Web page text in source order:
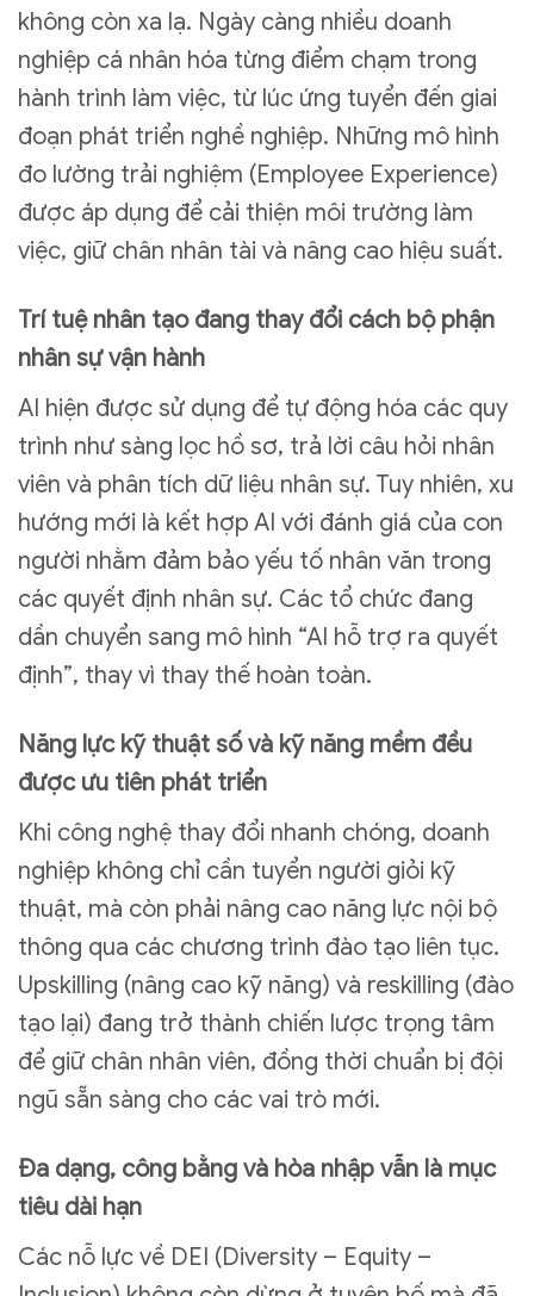
không còn xa lạ. Ngày càng nhiều doanh
nghiệp cá nhân hóa từng điểm chạm trong
hành trình làm việc, từ lúc ứng tuyển đến giai
đoạn phát triển nghề nghiệp. Những mô hình
đo lường trải nghiệm (Employee Experience)
được áp dụng để cải thiện môi trường làm
việc, giữ chân nhân tài và nâng cao hiệu suất.
Trí tuệ nhân tạo đang thay đổi cách bộ phận
nhân sự vận hành
AI hiện được sử dụng để tự động hóa các quy
trình như sàng lọc hồ sơ, trả lời câu hỏi nhân
viên và phân tích dữ liệu nhân sự. Tuy nhiên, xu
hướng mới là kết hợp AI với đánh giá của con
người nhằm đảm bảo yếu tố nhân văn trong
các quyết định nhân sự. Các tổ chức đang
dần chuyển sang mô hình “AI hỗ trợ ra quyết
định”, thay vì thay thế hoàn toàn.
Năng lực kỹ thuật số và kỹ năng mềm đều
được ưu tiên phát triển
Khi công nghệ thay đổi nhanh chóng, doanh
nghiệp không chỉ cần tuyển người giỏi kỹ
thuật, mà còn phải nâng cao năng lực nội bộ
thông qua các chương trình đào tạo liên tục.
Upskilling (nâng cao kỹ năng) và reskilling (đào
tạo lại) đang trở thành chiến lược trọng tâm
để giữ chân nhân viên, đồng thời chuẩn bị đội
ngũ sẵn sàng cho các vai trò mới.
Đa dạng, công bằng và hòa nhập vẫn là mục
tiêu dài hạn
Các nỗ lực về DEI (Diversity – Equity –